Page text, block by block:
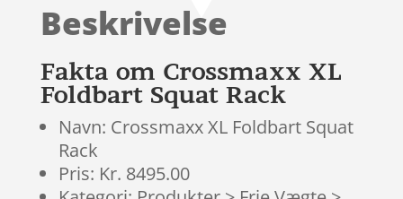
på
mmelser
Beskrivelse
Fakta om Crossmaxx XL
Foldbart Squat Rack
Navn: Crossmaxx XL Foldbart Squat
Rack
Pris: Kr. 8495.00